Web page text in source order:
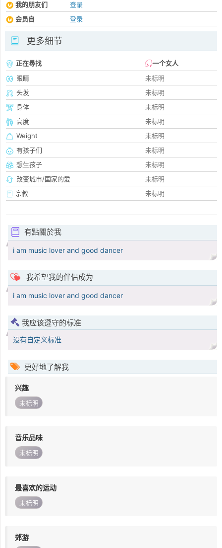
我的朋友们
登录
会员自
登录
更多细节
正在尋找
一个女人
眼睛
未标明
头发
未标明
身体
未标明
高度
未标明
Weight
未标明
有孩子们
未标明
想生孩子
未标明
改变城市/国家的爱
未标明
宗教
未标明
有點關於我
i am music lover and good dancer
我希望我的伴侣成为
i am music lover and good dancer
我应该遵守的标准
没有自定义标准
更好地了解我
兴趣
未标明
音乐品味
未标明
最喜欢的运动
未标明
郊游